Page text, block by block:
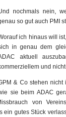
nochmals nein,
so gut auch PMI
ich hinaus will
in genau dem
aktuell
und
& Co stehen nicht
sie beim ADAC
von
ein gutes Stück